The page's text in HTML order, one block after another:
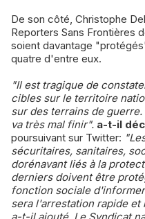
De son côté, Christophe
Reporters Sans Frontières
soient davantage
quatre d'entre eux.
"Il est tragique de
cibles sur le territoire
sur des terrains de
va très mal finir". a-t-il
poursuivant sur Twitter:
sécuritaires, sanitaires,
dorénavant liés à la
derniers doivent être
fonction sociale
sera l'arrestation rapide et